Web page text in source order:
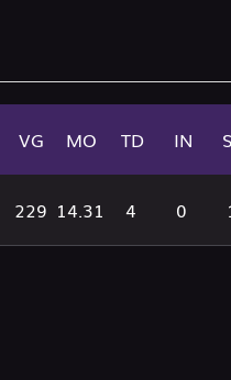
VG MO TD IN
229 14.31 4 0